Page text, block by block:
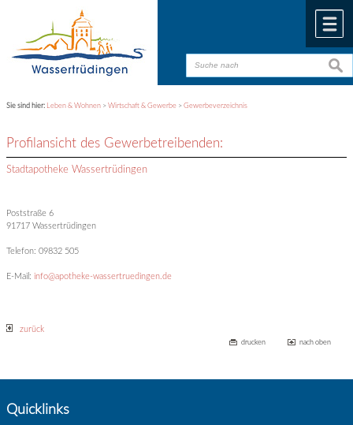
Sie sind hier: Leben & Wohnen >Wirtschaft & Gewerbe >Gewerbeverzeichnis
Profilansicht des Gewerbetreibenden:
Stadtapotheke Wassertrüdingen
Poststraße 6
91717 Wassertrüdingen
Telefon: 09832 505
E-Mail:info@apotheke-wassertruedingen.de
zurück
drucken nach oben
Quicklinks